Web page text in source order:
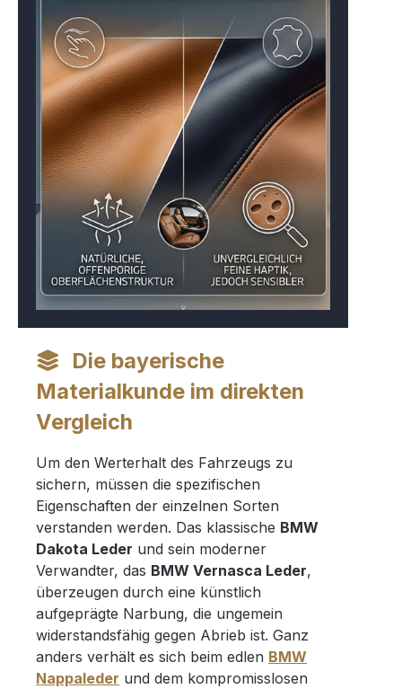
Die bayerische
Materialkunde im direkten
Vergleich
Um den Werterhalt des Fahrzeugs zu
sichern, müssen die spezifischen
Eigenschaften der einzelnen Sorten
verstanden werden. Das klassische BMW
Dakota Leder und sein moderner
Verwandter, das BMW Vernasca Leder,
überzeugen durch eine künstlich
aufgeprägte Narbung, die ungemein
widerstandsfähig gegen Abrieb ist. Ganz
anders verhält es sich beim edlen BMW
Nappaleder und dem kompromisslosen